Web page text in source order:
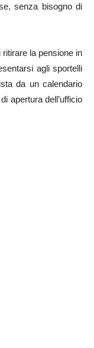
senza bisogno di
la pensione in
agli sportelli
da un calendario
apertura dell’ufficio